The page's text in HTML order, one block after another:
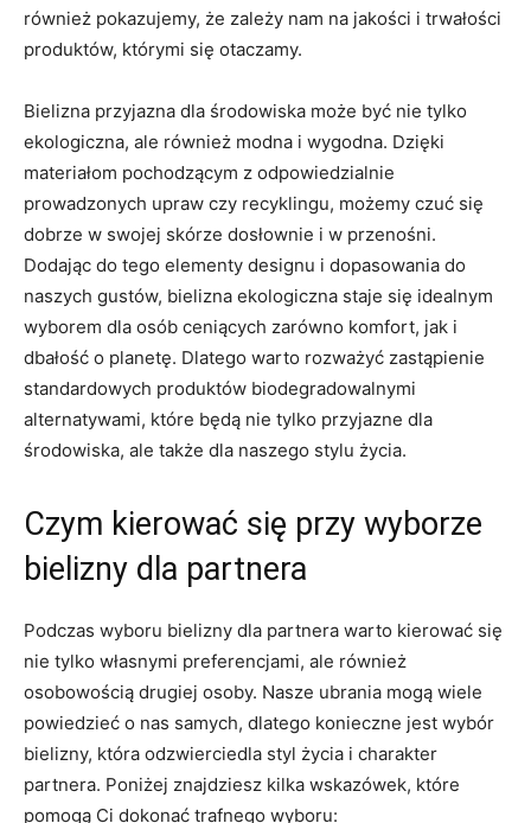
⁤również​ pokazujemy, ⁣że zależy nam na jakości i trwałości⁤
produktów, którymi się otaczamy.
Bielizna przyjazna dla środowiska może być nie⁢ tylko
ekologiczna, ale ​również⁣ modna i wygodna. Dzięki
materiałom pochodzącym z odpowiedzialnie
prowadzonych upraw ⁤czy recyklingu, możemy‍ czuć się
dobrze w swojej skórze dosłownie i w ‌przenośni.
Dodając do tego elementy designu⁣ i dopasowania do
naszych ⁣gustów,⁤ bielizna ekologiczna staje się idealnym
‍wyborem dla ‌osób ​ceniących zarówno komfort, jak i⁤
dbałość o planetę. Dlatego warto rozważyć zastąpienie
standardowych produktów biodegradowalnymi
alternatywami,⁤ które będą nie tylko ‌przyjazne dla
środowiska, ale także dla naszego⁤ stylu życia.
Czym kierować ​się przy ​wyborze
bielizny dla partnera
Podczas wyboru ⁤bielizny dla partnera ⁣warto kierować się
nie​ tylko własnymi preferencjami, ale również
osobowością drugiej ‍osoby. Nasze ubrania mogą wiele
powiedzieć o nas samych, dlatego konieczne jest⁣ wybór
bielizny, która odzwierciedla styl życia i charakter⁢
partnera. Poniżej ‍znajdziesz ​kilka wskazówek, które
‌pomogą Ci dokonać trafnego⁤ wyboru: